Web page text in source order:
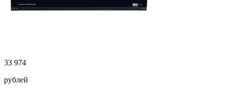
33 974
рублей